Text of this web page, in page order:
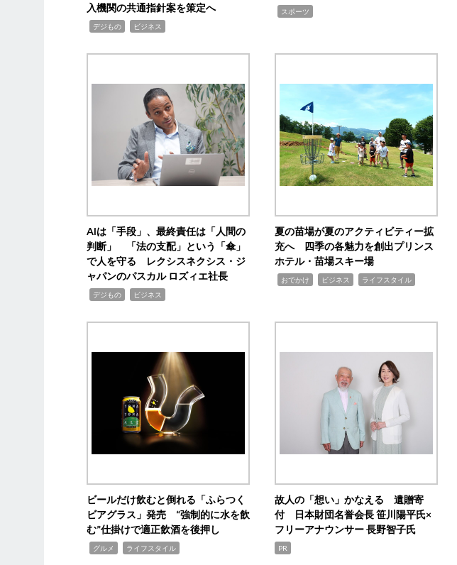
入機関の共通指針案を策定へ
デジもの ビジネス
スポーツ
AIは「手段」、最終責任は「人間の
判断」 「法の支配」という「傘」
で人を守る レクシスネクシス・ジ
ャパンのパスカル ロズィエ社長
デジもの ビジネス
夏の苗場が夏のアクティビティー拡
充へ 四季の各魅力を創出プリンス
ホテル・苗場スキー場
おでかけ ビジネス ライフスタイル
ビールだけ飲むと倒れる「ふらつく
ビアグラス」発売 “強制的に水を飲
む”仕掛けで適正飲酒を後押し
グルメ ライフスタイル
故人の「想い」かなえる 遺贈寄
付 日本財団名誉会長 笹川陽平氏×
フリーアナウンサー 長野智子氏
PR